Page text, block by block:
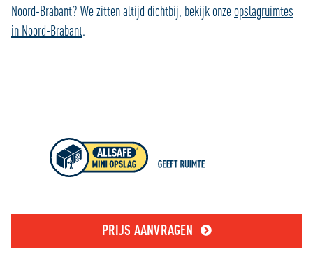
Noord-Brabant? We zitten altijd dichtbij, bekijk onzeopslagruimtes
in Noord-Brabant.
PRIJS AANVRAGEN